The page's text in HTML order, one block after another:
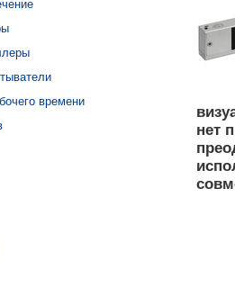
времени
нет